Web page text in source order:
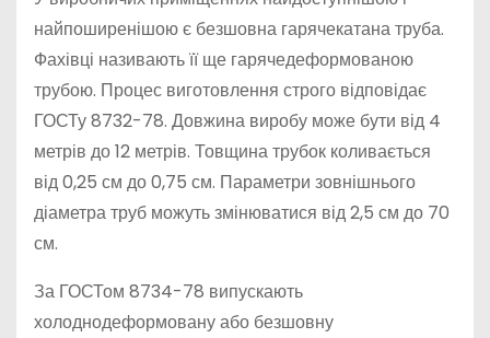
найпоширенішою є безшовна гарячекатана труба.
Фахівці називають її ще гарячедеформованою
трубою. Процес виготовлення строго відповідає
ГОСТу 8732-78. Довжина виробу може бути від 4
метрів до 12 метрів. Товщина трубок коливається
від 0,25 см до 0,75 см. Параметри зовнішнього
діаметра труб можуть змінюватися від 2,5 см до 70
см.
За ГОСТом 8734-78 випускають
холоднодеформовану або безшовну